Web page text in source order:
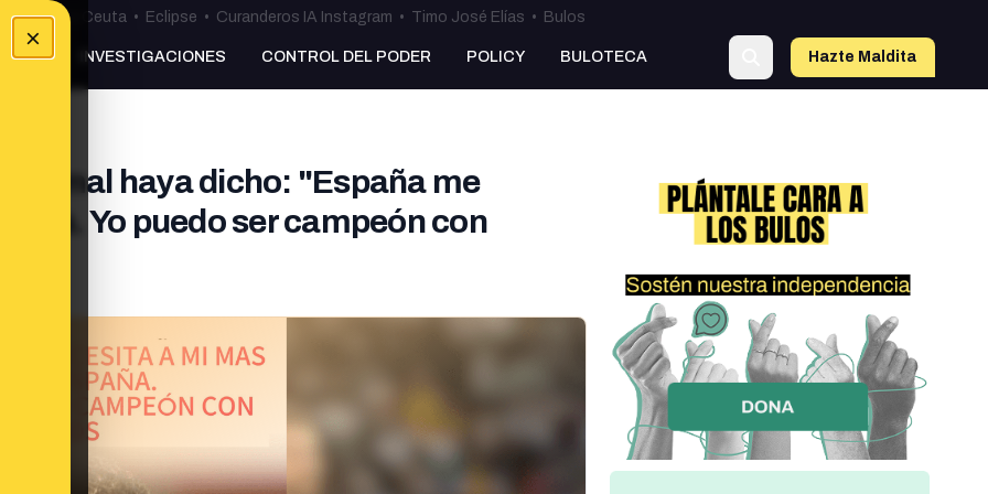
×
•Bulos Ceuta • Eclipse • Curanderos IA Instagram • Timo José Elías • Bulos
INVESTIGACIONES CONTROL DEL PODER POLICY BULOTECA Hazte Maldita
Yamal haya dicho: "España me
Yo puedo ser campeón con